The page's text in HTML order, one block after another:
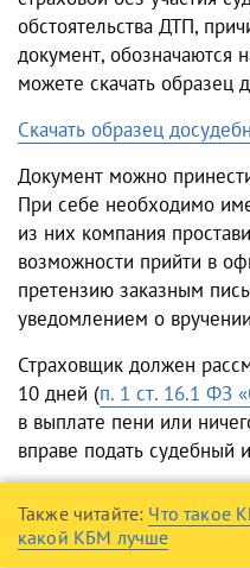
обстоятельства ДТП,
документ,
можете скачать образец
Скачать образец
Документ можно
При себе необходимо
из них компания
возможности прийти в
претензию заказным
уведомлением о
Страховщик должен
10 дней (п. 1 ст. 16.1 ФЗ
в выплате пени или
вправе подать судебный
Также читайте: Что такое
какой КБМ лучше